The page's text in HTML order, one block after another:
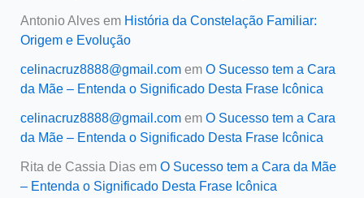
Antonio Alvesem História da Constelação Familiar:
Origem e Evolução
celinacruz8888@gmail.comem O Sucesso tem a Cara
da Mãe – Entenda o Significado Desta Frase Icônica
celinacruz8888@gmail.comem O Sucesso tem a Cara
da Mãe – Entenda o Significado Desta Frase Icônica
Rita de Cassia Diasem O Sucesso tem a Cara da Mãe
– Entenda o Significado Desta Frase Icônica